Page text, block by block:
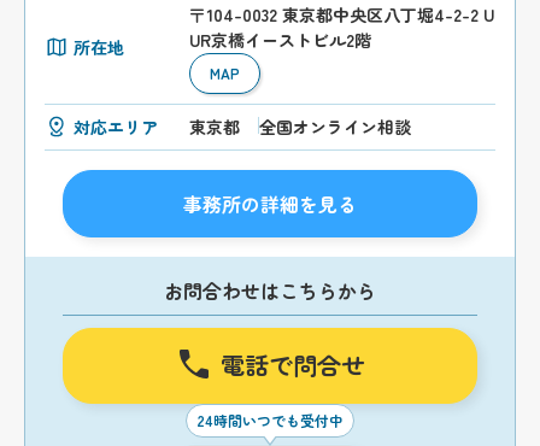
所在地
〒104-0032 東京都中央区八丁堀4-2-2 U
UR京橋イーストビル2階
MAP
対応エリア 東京都 全国オンライン相談
事務所の詳細を見る
お問合わせはこちらから
電話で問合せ
24時間いつでも受付中